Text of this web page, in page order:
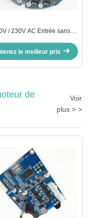
/ 230V AC Entrée sans
du moteur Pour le
de refroidissement
le meilleur prix
de
Voir
plus > >